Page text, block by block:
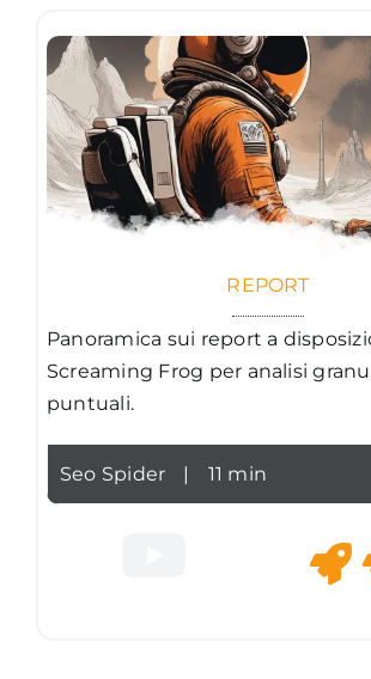
REPORT
Panoramica sui report a
Screaming Frog per analisi
puntuali.
Seo Spider | 11 min